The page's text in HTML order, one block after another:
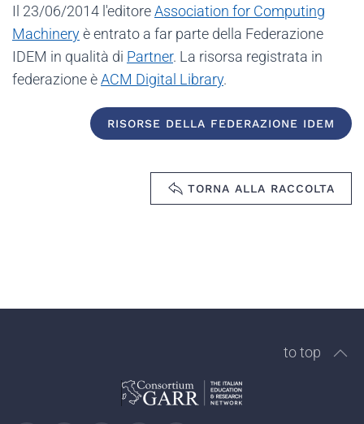
Il 23/06/2014 l'editoreAssociation for Computing
Machineryè entrato a far parte della Federazione
IDEM in qualità di Partner. La risorsa registrata in
federazione èACM Digital Library.
RISORSE DELLA FEDERAZIONE IDEM
TORNA ALLA RACCOLTA
to top